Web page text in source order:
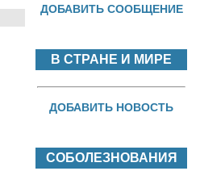
ДОБАВИТЬ СООБЩЕНИЕ
В СТРАНЕ И МИРЕ
ДОБАВИТЬ НОВОСТЬ
СОБОЛЕЗНОВАНИЯ